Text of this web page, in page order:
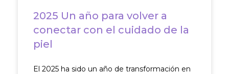
2025 Un año para volver a
conectar con el cuidado de la
piel
El 2025 ha sido un año de transformación en